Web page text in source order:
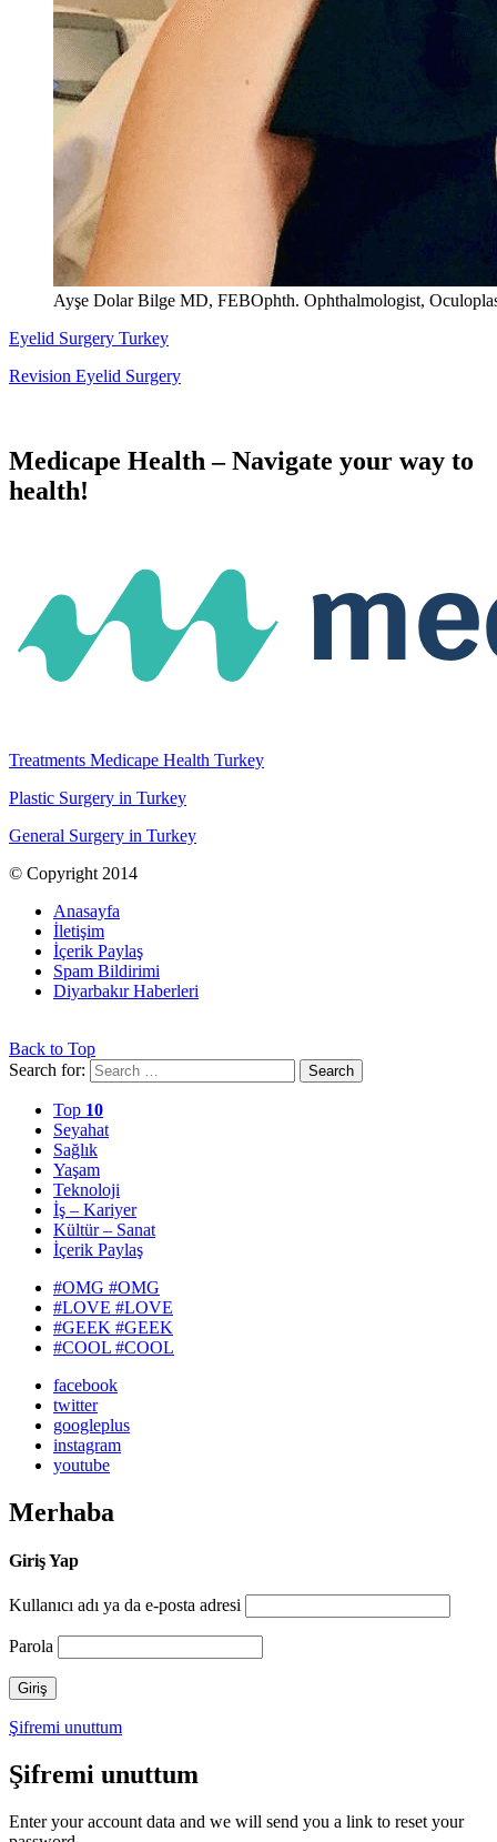
Ayşe Dolar Bilge MD, FEBOphth. Ophthalmologist,
Eyelid Surgery Turkey
Revision Eyelid Surgery
Medicape Health – Navigate your way to
health!
Treatments Medicape Health Turkey
Plastic Surgery in Turkey
General Surgery in Turkey
© Copyright 2014
Anasayfa
İletişim
İçerik Paylaş
Spam Bildirimi
Diyarbakır Haberleri
Back to Top
Search for:
Search
Top 10
Seyahat
Sağlık
Yaşam
Teknoloji
İş – Kariyer
Kültür – Sanat
İçerik Paylaş
#OMG #OMG
#LOVE #LOVE
#GEEK #GEEK
#COOL #COOL
facebook
twitter
googleplus
instagram
youtube
Merhaba
Giriş Yap
Kullanıcı adı ya da e-posta adresi
Parola
Şifremi unuttum
Şifremi unuttum
Enter your account data and we will send you a link to reset your